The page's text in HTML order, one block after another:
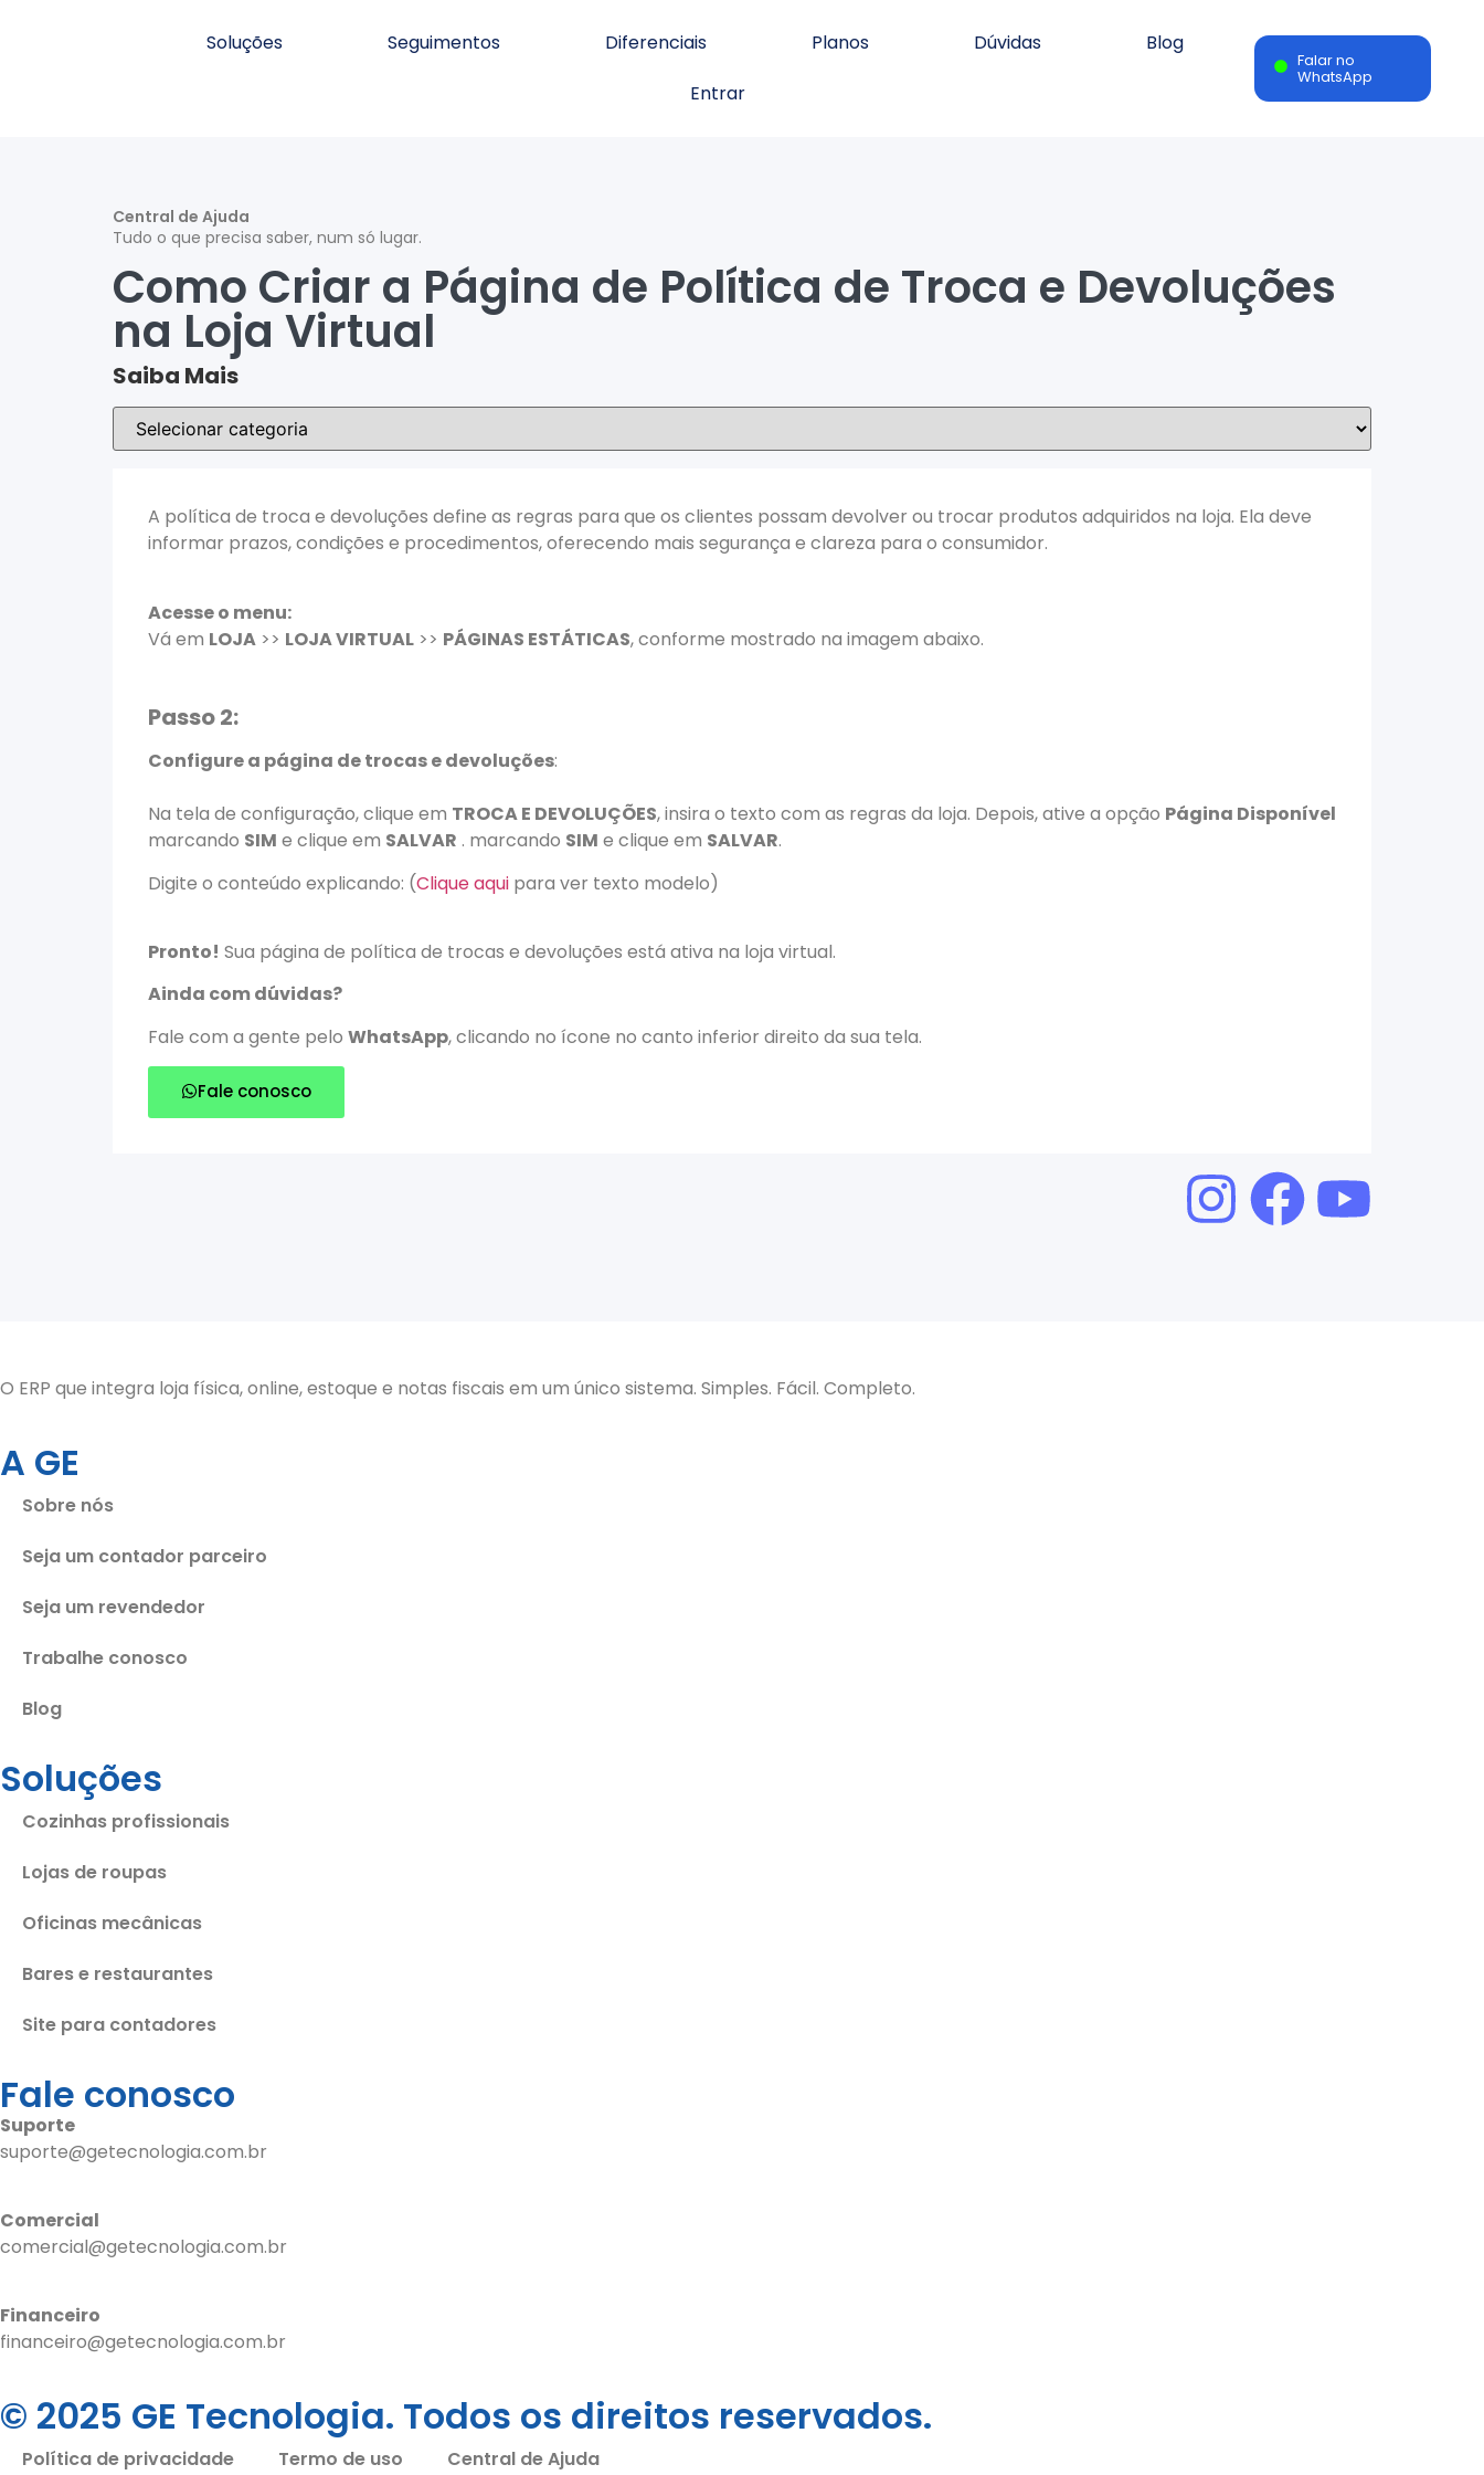
Soluções Seguimentos Diferenciais Planos Dúvidas
Blog
Entrar
Falar no
WhatsApp
Central de Ajuda
Tudo o que precisa saber, num só lugar.
Como Criar a Página de Política de Troca e Devoluções
na Loja Virtual
Saiba Mais
A política de troca e devoluções define as regras para que os clientes possam devolver ou trocar produtos adquiridos na loja. Ela deve
informar prazos, condições e procedimentos, oferecendo mais segurança e clareza para o consumidor.
Acesse o menu:
Vá em LOJA >> LOJA VIRTUAL >> PÁGINAS ESTÁTICAS, conforme mostrado na imagem abaixo.
Passo 2:
Configure a página de trocas e devoluções:
Na tela de configuração, clique em TROCA E DEVOLUÇÕES, insira o texto com as regras da loja. Depois, ative a opção Página Disponível
marcando SIM e clique em SALVAR . marcando SIM e clique em SALVAR.
Digite o conteúdo explicando: (Clique aqui para ver texto modelo)
Pronto! Sua página de política de trocas e devoluções está ativa na loja virtual.
Ainda com dúvidas?
Fale com a gente pelo WhatsApp, clicando no ícone no canto inferior direito da sua tela.
Fale conosco
O ERP que integra loja física, online, estoque e notas fiscais em um único sistema. Simples. Fácil. Completo.
A GE
Sobre nós
Seja um contador parceiro
Seja um revendedor
Trabalhe conosco
Blog
Soluções
Cozinhas profissionais
Lojas de roupas
Oficinas mecânicas
Bares e restaurantes
Site para contadores
Fale conosco
Suporte
suporte@getecnologia.com.br
Comercial
comercial@getecnologia.com.br
Financeiro
financeiro@getecnologia.com.br
© 2025 GE Tecnologia. Todos os direitos reservados.
Política de privacidade Termo de uso Central de Ajuda